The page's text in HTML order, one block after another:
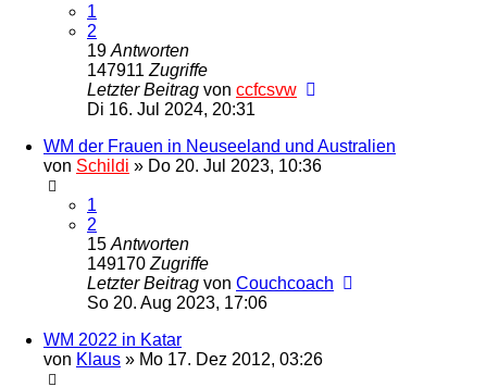
1
2
19 Antworten
147911 Zugriffe
Letzter Beitrag von ccfcsvw
Di 16. Jul 2024, 20:31
WM der Frauen in Neuseeland und Australien
von Schildi » Do 20. Jul 2023, 10:36
1
2
15 Antworten
149170 Zugriffe
Letzter Beitrag von Couchcoach
So 20. Aug 2023, 17:06
WM 2022 in Katar
von Klaus » Mo 17. Dez 2012, 03:26